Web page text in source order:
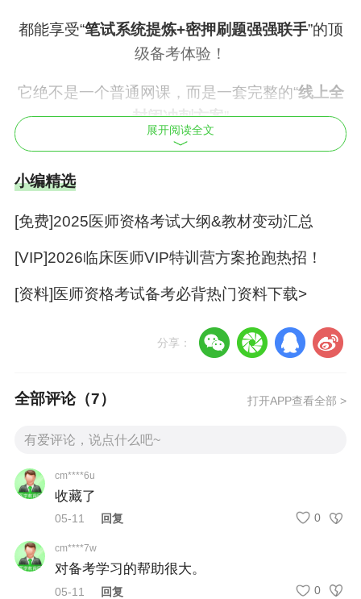
都能享受“笔试系统提炼+密押刷题强强联手”的顶
级备考体验！
它绝不是一个普通网课，而是一套完整的“线上全
封闭冲刺方案”
即将封班！欲报从速！
旗舰直播班——笔试系统提炼
也能跟得上。
展开阅读全文
小编精选
[免费]2025医师资格考试大纲&教材变动汇总
[VIP]2026临床医师VIP特训营方案抢跑热招！
[资料]医师资格考试备考必背热门资料下载>
分享：
全部评论（7） 打开APP查看全部 >
cm****6u
收藏了
05-11 回复 0
cm****7w
对备考学习的帮助很大。
05-11 回复 0